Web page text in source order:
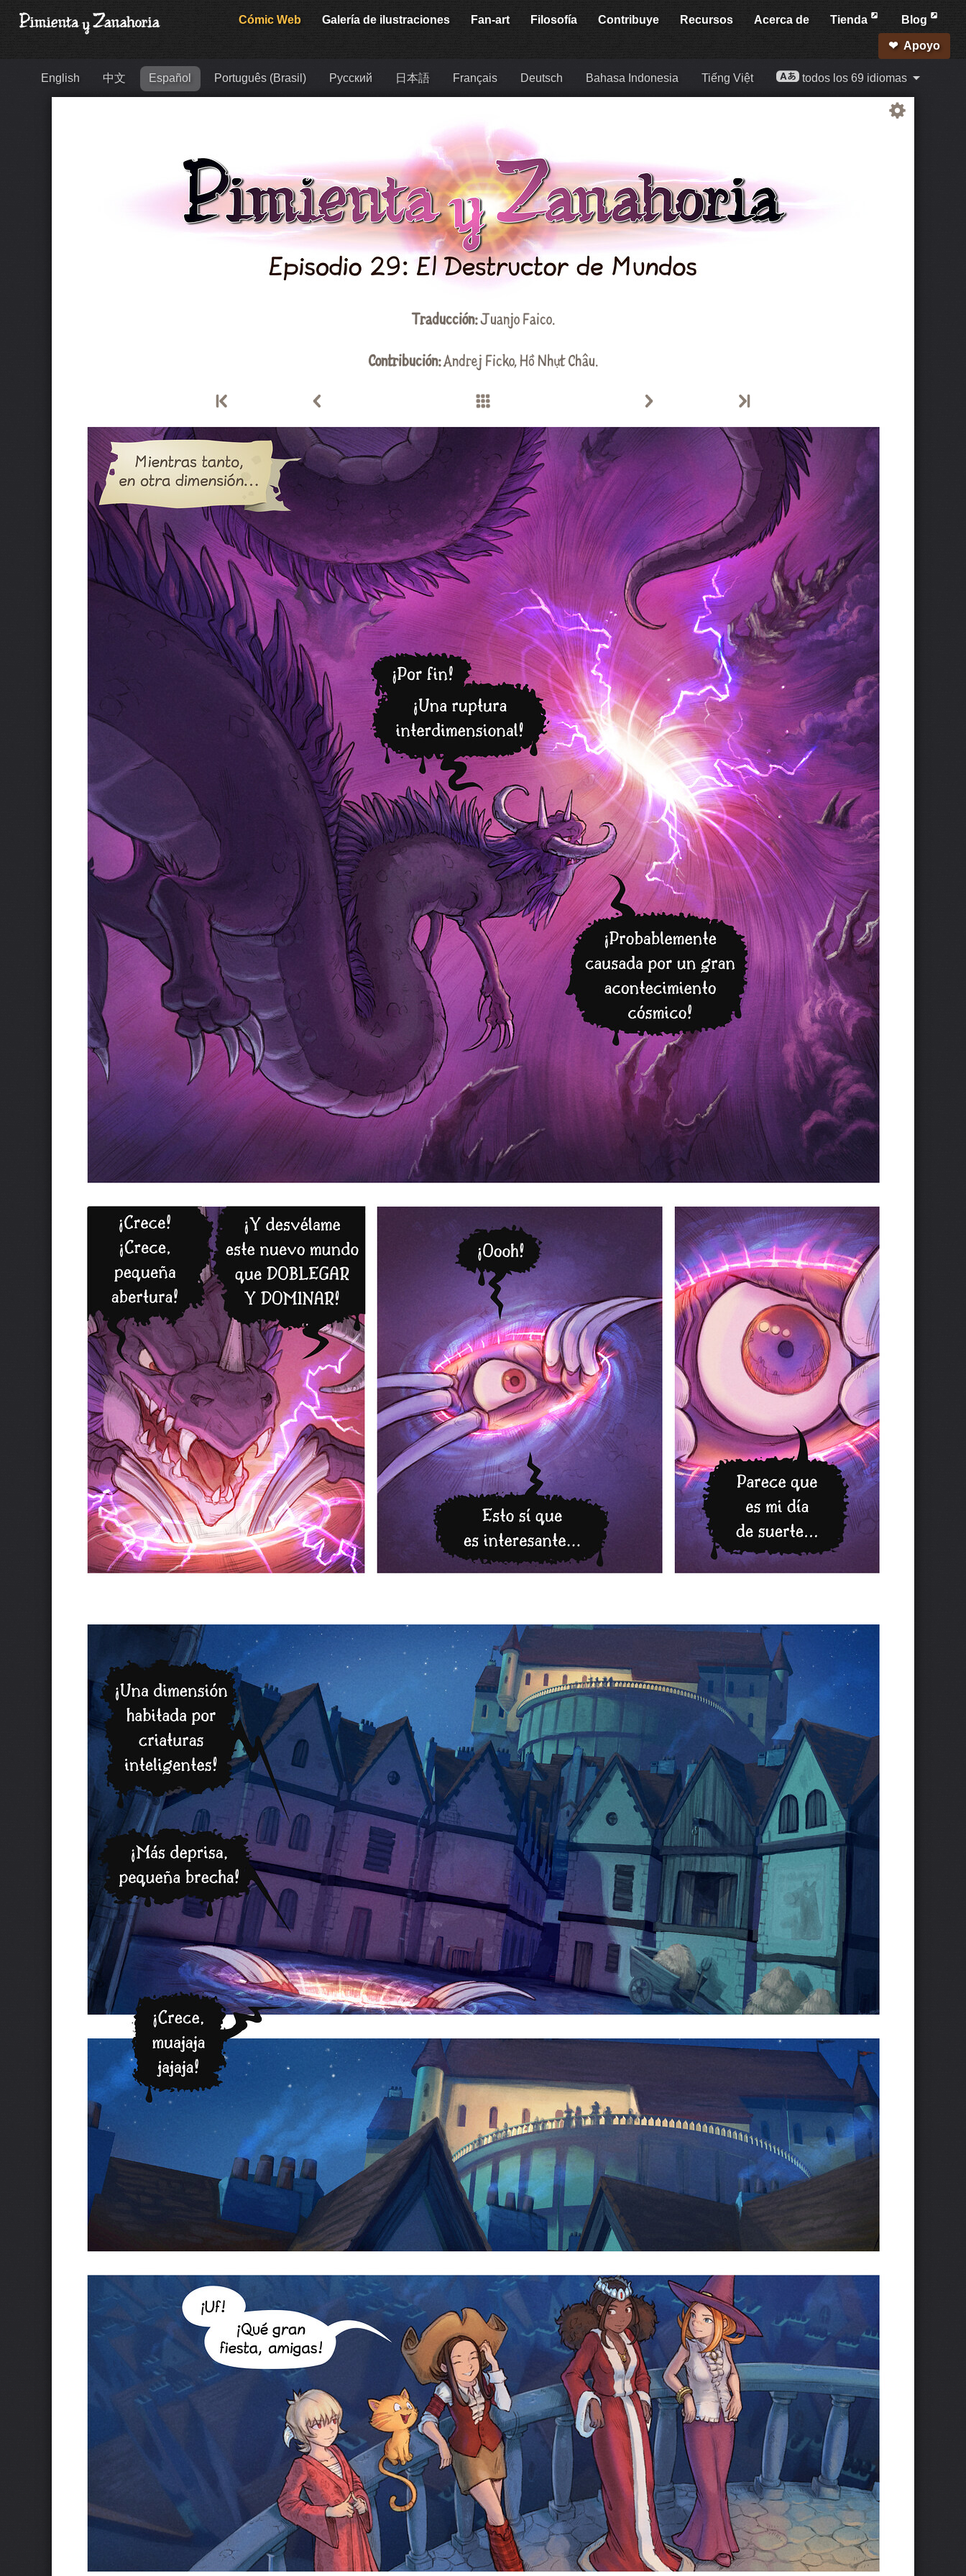
Cómic Web Galería de ilustraciones Fan-art Filosofía Contribuye Recursos Acerca de Tienda Blog
Apoyo
English 中文 Español Português (Brasil) Русский 日本語 Français Deutsch Bahasa Indonesia Tiếng Việt todos los 69 idiomas
Traducción:Juanjo Faico.
Contribución:Andrej Ficko,Hồ Nhựt Châu.